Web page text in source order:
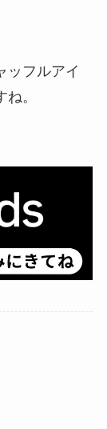
ッフルアイ
。